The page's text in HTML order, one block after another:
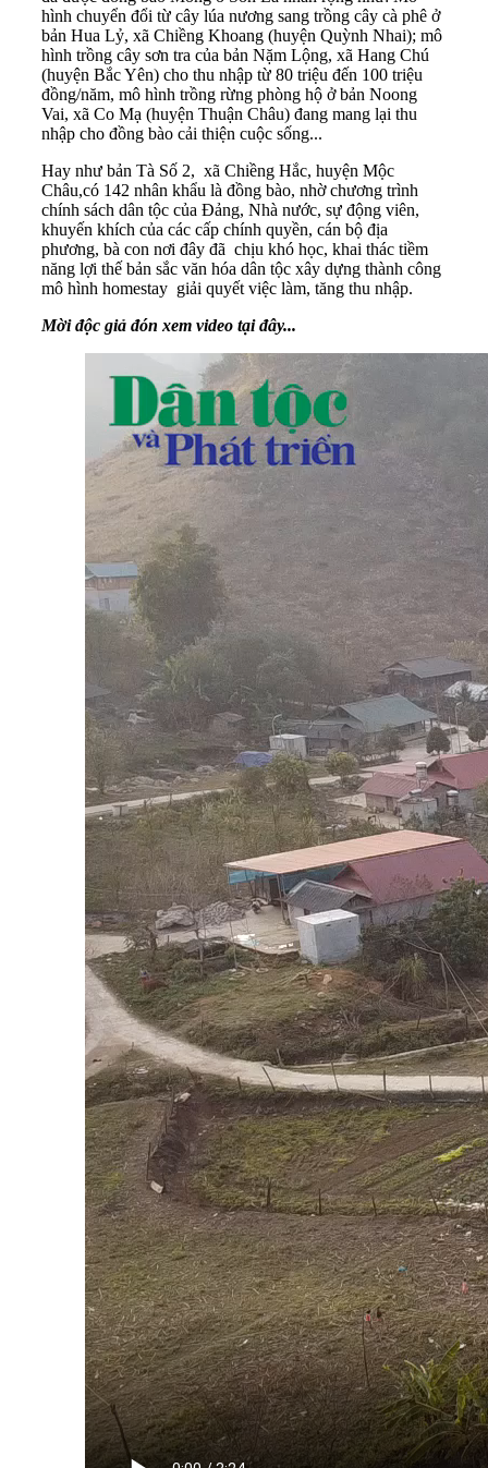
hình chuyển đổi từ cây lúa nương sang trồng cây cà phê ở
bản Hua Lỷ, xã Chiềng Khoang (huyện Quỳnh Nhai); mô
hình trồng cây sơn tra của bản Nặm Lộng, xã Hang Chú
(huyện Bắc Yên) cho thu nhập từ 80 triệu đến 100 triệu
đồng/năm, mô hình trồng rừng phòng hộ ở bản Noong
Vai, xã Co Mạ (huyện Thuận Châu) đang mang lại thu
nhập cho đồng bào cải thiện cuộc sống...
Hay như bản Tà Số 2, xã Chiềng Hắc, huyện Mộc
Châu,có 142 nhân khẩu là đồng bào, nhờ chương trình
chính sách dân tộc của Đảng, Nhà nước, sự động viên,
khuyến khích của các cấp chính quyền, cán bộ địa
phương, bà con nơi đây đã chịu khó học, khai thác tiềm
năng lợi thế bản sắc văn hóa dân tộc xây dựng thành công
mô hình homestay giải quyết việc làm, tăng thu nhập.
Mời độc giả đón xem video tại đây...